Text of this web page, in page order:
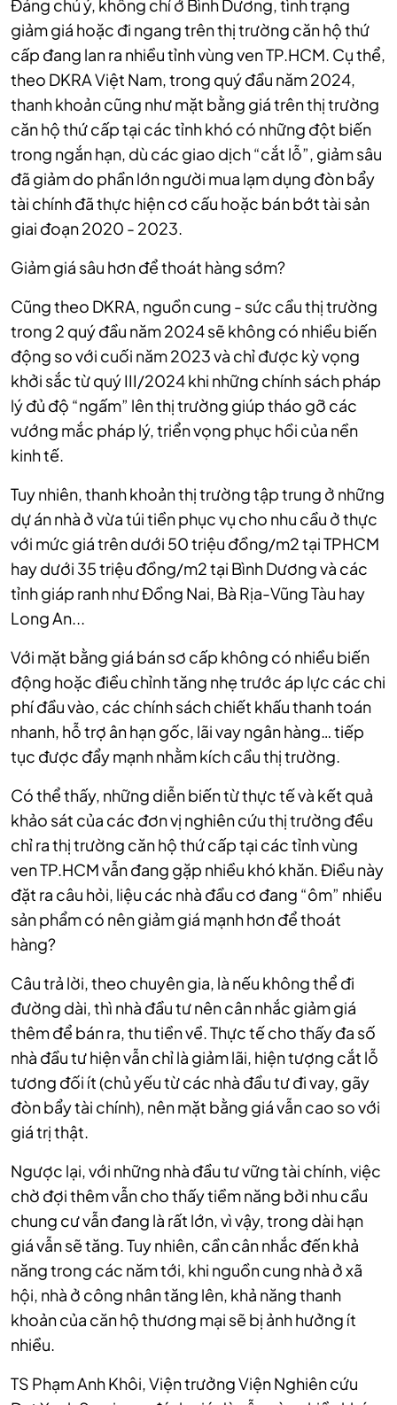
Đáng chú ý, không chỉ ở Bình Dương, tình trạng
giảm giá hoặc đi ngang trên thị trường căn hộ thứ
cấp đang lan ra nhiều tỉnh vùng ven TP.HCM. Cụ thể,
theo DKRA Việt Nam, trong quý đầu năm 2024,
thanh khoản cũng như mặt bằng giá trên thị trường
căn hộ thứ cấp tại các tỉnh khó có những đột biến
trong ngắn hạn, dù các giao dịch “cắt lỗ”, giảm sâu
đã giảm do phần lớn người mua lạm dụng đòn bẩy
tài chính đã thực hiện cơ cấu hoặc bán bớt tài sản
giai đoạn 2020 - 2023.
Giảm giá sâu hơn để thoát hàng sớm?
Cũng theo DKRA, nguồn cung - sức cầu thị trường
trong 2 quý đầu năm 2024 sẽ không có nhiều biến
động so với cuối năm 2023 và chỉ được kỳ vọng
khởi sắc từ quý III/2024 khi những chính sách pháp
lý đủ độ “ngấm” lên thị trường giúp tháo gỡ các
vướng mắc pháp lý, triển vọng phục hồi của nền
kinh tế.
Tuy nhiên, thanh khoản thị trường tập trung ở những
dự án nhà ở vừa túi tiền phục vụ cho nhu cầu ở thực
với mức giá trên dưới 50 triệu đồng/m2 tại TPHCM
hay dưới 35 triệu đồng/m2 tại Bình Dương và các
tỉnh giáp ranh như Đồng Nai, Bà Rịa-Vũng Tàu hay
Long An...
Với mặt bằng giá bán sơ cấp không có nhiều biến
động hoặc điều chỉnh tăng nhẹ trước áp lực các chi
phí đầu vào, các chính sách chiết khấu thanh toán
nhanh, hỗ trợ ân hạn gốc, lãi vay ngân hàng… tiếp
tục được đẩy mạnh nhằm kích cầu thị trường.
Có thể thấy, những diễn biến từ thực tế và kết quả
khảo sát của các đơn vị nghiên cứu thị trường đều
chỉ ra thị trường căn hộ thứ cấp tại các tỉnh vùng
ven TP.HCM vẫn đang gặp nhiều khó khăn. Điều này
đặt ra câu hỏi, liệu các nhà đầu cơ đang “ôm” nhiều
sản phẩm có nên giảm giá mạnh hơn để thoát
hàng?
Câu trả lời, theo chuyên gia, là nếu không thể đi
đường dài, thì nhà đầu tư nên cân nhắc giảm giá
thêm để bán ra, thu tiền về. Thực tế cho thấy đa số
nhà đầu tư hiện vẫn chỉ là giảm lãi, hiện tượng cắt lỗ
tương đối ít (chủ yếu từ các nhà đầu tư đi vay, gãy
đòn bẩy tài chính), nên mặt bằng giá vẫn cao so với
giá trị thật.
Ngược lại, với những nhà đầu tư vững tài chính, việc
chờ đợi thêm vẫn cho thấy tiềm năng bởi nhu cầu
chung cư vẫn đang là rất lớn, vì vậy, trong dài hạn
giá vẫn sẽ tăng. Tuy nhiên, cần cân nhắc đến khả
năng trong các năm tới, khi nguồn cung nhà ở xã
hội, nhà ở công nhân tăng lên, khả năng thanh
khoản của căn hộ thương mại sẽ bị ảnh hưởng ít
nhiều.
TS Phạm Anh Khôi, Viện trưởng Viện Nghiên cứu